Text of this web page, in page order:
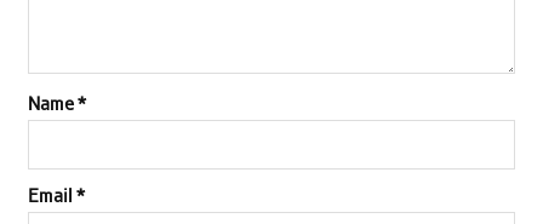
Name*
Email *